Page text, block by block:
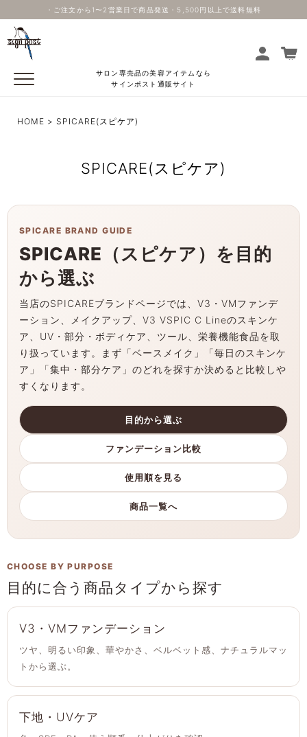
・ご注文から1〜2営業日で商品発送・5,500円以上で送料無料
サロン専売品の美容アイテムなら
サインポスト通販サイト
HOME SPICARE(スピケア)
SPICARE(スピケア)
SPICARE BRAND GUIDE
SPICARE（スピケア）を目的
から選ぶ
当店のSPICAREブランドページでは、V3・VMファンデ
ーション、メイクアップ、V3 VSPIC C Lineのスキンケ
ア、UV・部分・ボディケア、ツール、栄養機能食品を取
り扱っています。まず「ベースメイク」「毎日のスキンケ
ア」「集中・部分ケア」のどれを探すか決めると比較しや
すくなります。
目的から選ぶ
ファンデーション比較
使用順を見る
商品一覧へ
CHOOSE BY PURPOSE
目的に合う商品タイプから探す
V3・VMファンデーション
ツヤ、明るい印象、華やかさ、ベルベット感、ナチュラルマッ
トから選ぶ。
下地・UVケア